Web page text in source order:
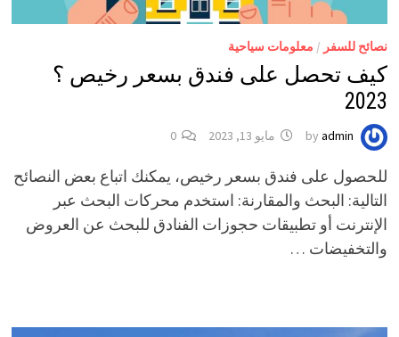
نصائح للسفر / معلومات سياحية
كيف تحصل على فندق بسعر رخيص ؟
2023
byadmin مايو 13, 2023 0
للحصول على فندق بسعر رخيص، يمكنك اتباع بعض النصائح
التالية: البحث والمقارنة: استخدم محركات البحث عبر
الإنترنت أو تطبيقات حجوزات الفنادق للبحث عن العروض
والتخفيضات …